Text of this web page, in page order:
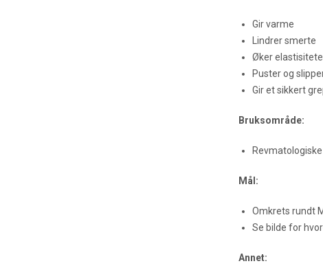
Gir varme
Lindrer smerte
Øker
Puster og
Gir et sikkert
Bruksområde:
Mål:
Omkrets rundt
Se bilde for
Annet: